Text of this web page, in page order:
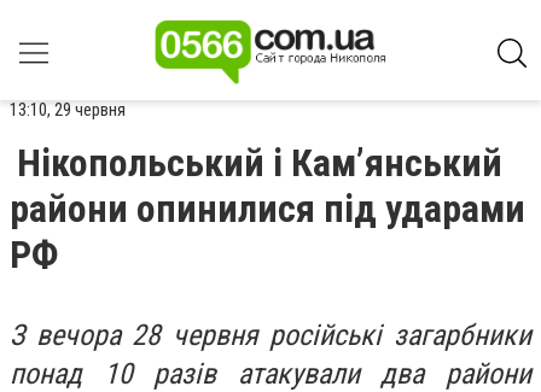
13:10, 29 червня
Нікопольський і Кам’янський
райони опинилися під ударами
РФ
З вечора 28 червня російські загарбники
понад 10 разів атакували два райони